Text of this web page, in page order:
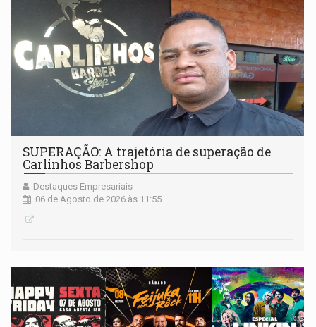
SUPERAÇÃO: A trajetória de superação de
Carlinhos Barbershop
Destaques Empresariais
06 de Agosto de 2026 às 11:55